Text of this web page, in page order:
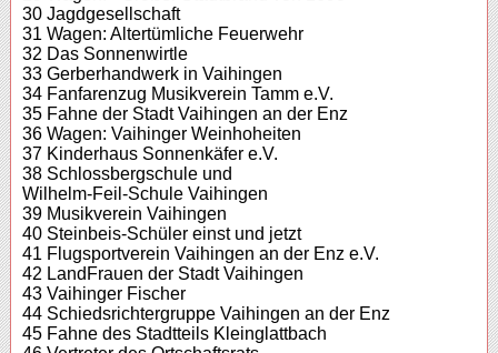
30 Jagdgesellschaft
31 Wagen: Altertümliche Feuerwehr
32 Das Sonnenwirtle
33 Gerberhandwerk in Vaihingen
34 Fanfarenzug Musikverein Tamm e.V.
35 Fahne der Stadt Vaihingen an der Enz
36 Wagen: Vaihinger Weinhoheiten
37 Kinderhaus Sonnenkäfer e.V.
38 Schlossbergschule und
Wilhelm-Feil-Schule Vaihingen
39 Musikverein Vaihingen
40 Steinbeis-Schüler einst und jetzt
41 Flugsportverein Vaihingen an der Enz e.V.
42 LandFrauen der Stadt Vaihingen
43 Vaihinger Fischer
44 Schiedsrichtergruppe Vaihingen an der Enz
45 Fahne des Stadtteils Kleinglattbach